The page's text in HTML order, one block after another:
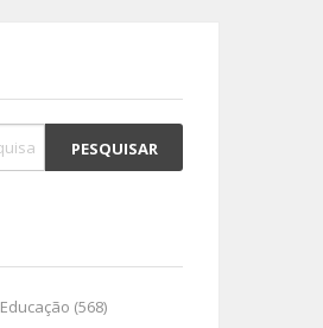
Educação (568)